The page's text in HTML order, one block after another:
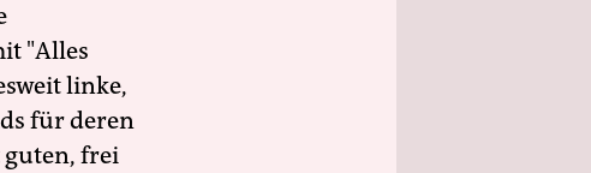
"Alles
linke,
für deren
guten, frei